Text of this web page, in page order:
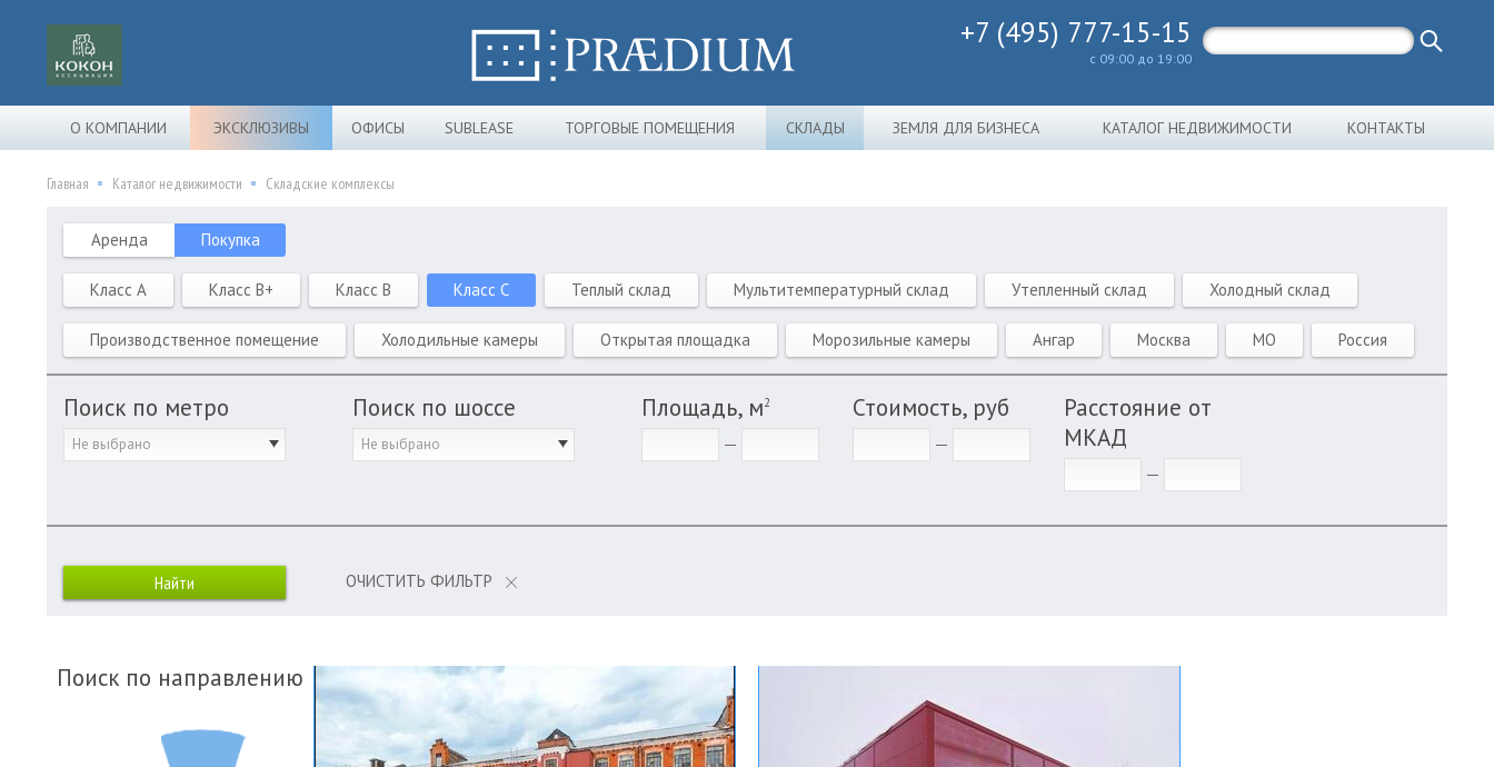
+7 (495) 777-15-15
с 09:00 до 19:00
О КОМПАНИИ ЭКСКЛЮЗИВЫ ОФИСЫ SUBLEASE ТОРГОВЫЕ ПОМЕЩЕНИЯ СКЛАДЫ ЗЕМЛЯ ДЛЯ БИЗНЕСА КАТАЛОГ НЕДВИЖИМОСТИ КОНТАКТЫ
Главная Каталог недвижимости Складские комплексы
Аренда Покупка
Класс A Класс B+ Класс B Класс C Теплый склад Мультитемпературный склад Утепленный склад Холодный склад
Производственное помещение Холодильные камеры Открытая площадка Морозильные камеры Ангар Москва МО Россия
Поиск по метро
Не выбрано
Поиск по шоссе
Не выбрано
Площадь, м2 Стоимость, руб
Расстояние от
МКАД
ОЧИСТИТЬ ФИЛЬТР
Поиск по направлению